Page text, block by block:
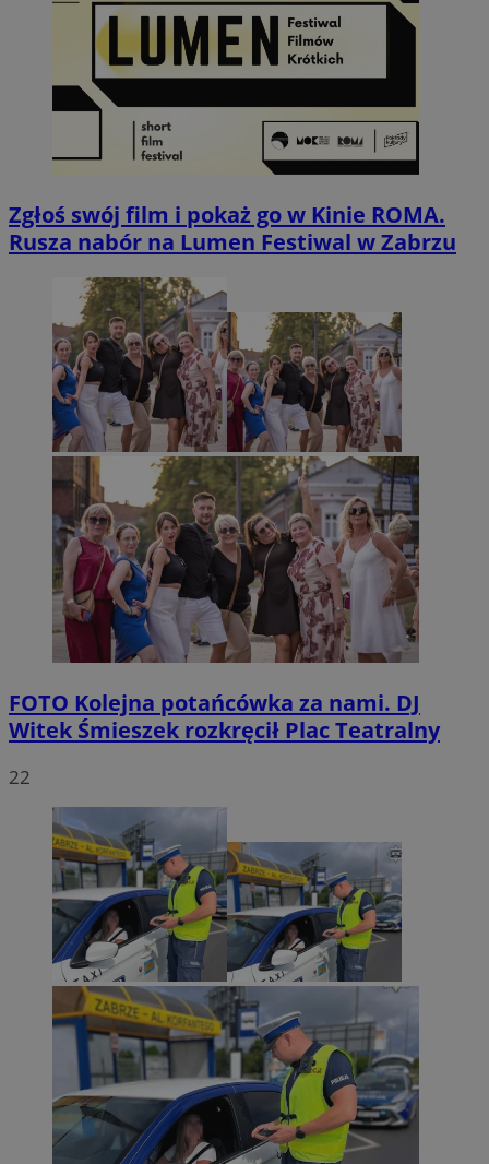
Zgłoś swój film i pokaż go w Kinie ROMA.
Rusza nabór na Lumen Festiwal w Zabrzu
FOTO Kolejna potańcówka za nami. DJ
Witek Śmieszek rozkręcił Plac Teatralny
22